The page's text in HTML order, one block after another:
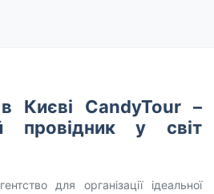
в Києві CandyTour –
провідник у світ
для організації ідеальної